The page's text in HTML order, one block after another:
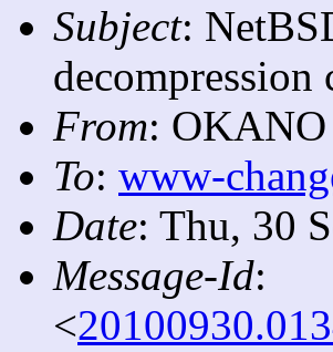
Subject:
decompression
From: OKANO
To: www-
Date: Thu, 30
Message-Id:
<